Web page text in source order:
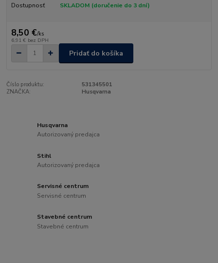
Dostupnosť SKLADOM (doručenie do 3 dní)
8,50 €/ks
6,91 € bez DPH
Pridať do košíka
Číslo produktu:
531345501
ZNAČKA:
Husqvarna
Husqvarna
Autorizovaný predajca
Stihl
Autorizovaný predajca
Servisné centrum
Servisné centrum
Stavebné centrum
Stavebné centrum